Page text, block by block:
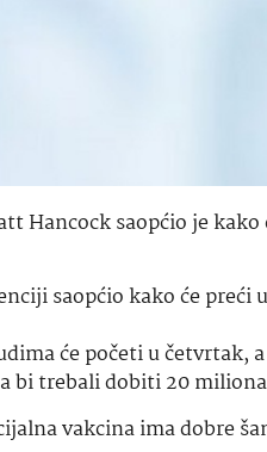
Hancock saopćio je
saopćio kako će
će početi u četvrtak,
bi trebali dobiti 20
vakcina ima dobre